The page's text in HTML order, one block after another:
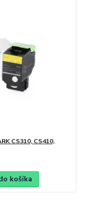
CS310, CS410,
košíka